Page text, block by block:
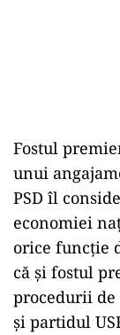
Fostul
unui
PSD îl
economiei
orice funcție
că și fostul
procedurii de
și partidul